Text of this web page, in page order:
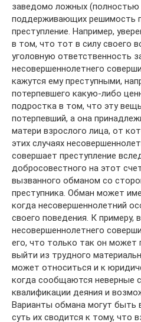
заведомо ложных (полностью
поддерживающих решимость
преступление. Например,
в том, что тот в силу своего
уголовную ответственность
несовершеннолетнего
кажутся ему преступными,
потерпевшего какую-либо
подростка в том, что эту
потерпевший, а она
матери взрослого лица, от
этих случаях
совершает преступление
добросовестного на этот
вызванного обманом со
преступника. Обман может
когда несовершеннолетний
своего поведения. К примеру,
несовершеннолетнего
его, что только так он может
выйти из трудного
может относиться и к
когда сообщаются неверные
квалификации деяния и
Варианты обмана могут быть
суть их сводится к тому, что